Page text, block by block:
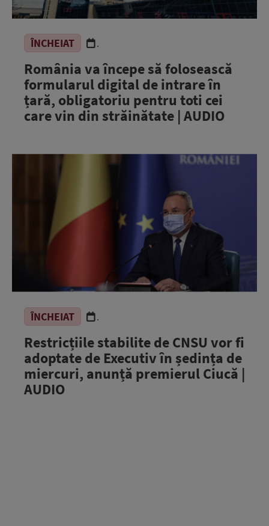
ÎNCHEIAT .
România va începe să folosească
formularul digital de intrare în
țară, obligatoriu pentru toti cei
care vin din străinătate | AUDIO
ÎNCHEIAT .
Restricțiile stabilite de CNSU vor fi
adoptate de Executiv în ședința de
miercuri, anunță premierul Ciucă |
AUDIO